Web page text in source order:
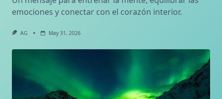
emociones y conectar con el corazón interior.
AG May 31, 2026